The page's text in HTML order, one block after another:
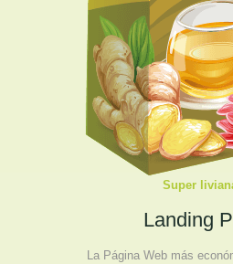
Super
Landing
La Página Web más